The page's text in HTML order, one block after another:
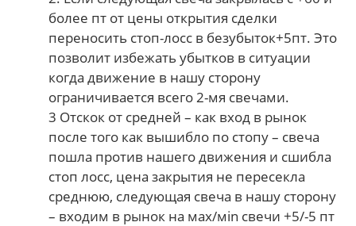
более пт от цены открытия сделки
переносить стоп-лосс в безубыток+5пт. Это
позволит избежать убытков в ситуации
когда движение в нашу сторону
ограничивается всего 2-мя свечами.
3 Отскок от средней – как вход в рынок
после того как вышибло по стопу – свеча
пошла против нашего движения и сшибла
стоп лосс, цена закрытия не пересекла
среднюю, следующая свеча в нашу сторону
– входим в рынок на мах/мin свечи +5/-5 пт